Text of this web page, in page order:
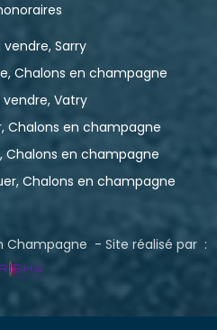
Sarry
Chalons en champagne
vendre, Vatry
Chalons en champagne
Chalons en champagne
Chalons en champagne
Champagne - Site réalisé par :